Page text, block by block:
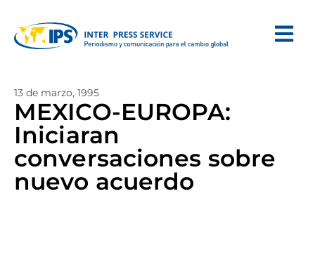
13 de marzo, 1995
MEXICO-EUROPA:
Iniciaran
conversaciones sobre
nuevo acuerdo